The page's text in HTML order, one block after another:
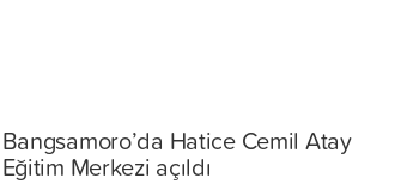
Bangsamoro’da Hatice Cemil Atay
Eğitim Merkezi açıldı